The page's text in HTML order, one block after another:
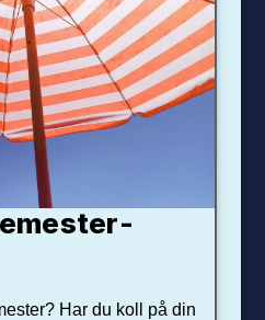
Har du koll på din